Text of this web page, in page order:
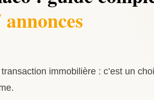
annonces
immobilière : c’est un